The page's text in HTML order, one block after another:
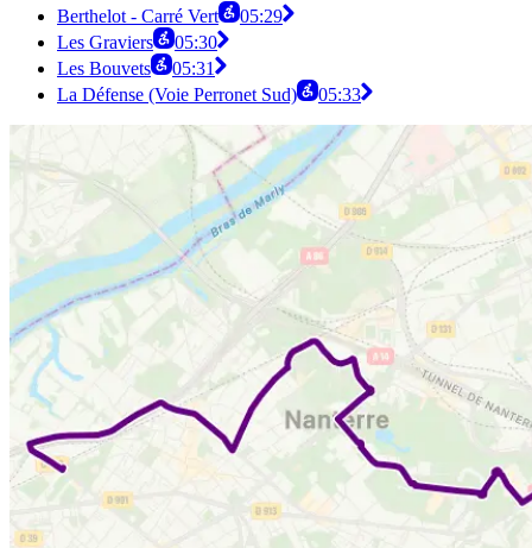
Berthelot - Carré Vert
05:29
Les Graviers
05:30
Les Bouvets
05:31
La Défense (Voie Perronet Sud)
05:33